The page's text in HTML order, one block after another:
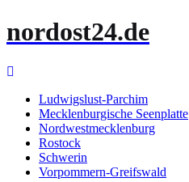
Inhalt
nordost24.de
Ludwigslust-Parchim
Mecklenburgische Seenplatte
Nordwestmecklenburg
Rostock
Schwerin
Vorpommern-Greifswald